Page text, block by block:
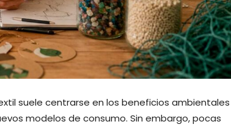
suele centrarse en los beneficios ambientales
modelos de consumo. Sin embargo, pocas